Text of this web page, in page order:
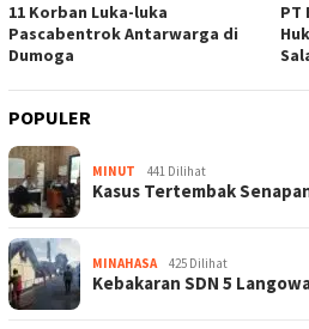
11 Korban Luka-luka
Pascabentrok Antarwarga di
Dumoga
PT
POPULER
MINUT 441 Dilihat
Kasus Tertembak
MINAHASA 425 Dilihat
Kebakaran SDN 5